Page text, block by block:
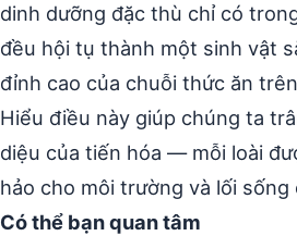
dinh dưỡng đặc thù chỉ có
đều hội tụ thành một sinh vật
đỉnh cao của chuỗi thức ăn
Hiểu điều này giúp chúng ta
diệu của tiến hóa — mỗi loài
hảo cho môi trường và lối sống
Có thể bạn quan tâm